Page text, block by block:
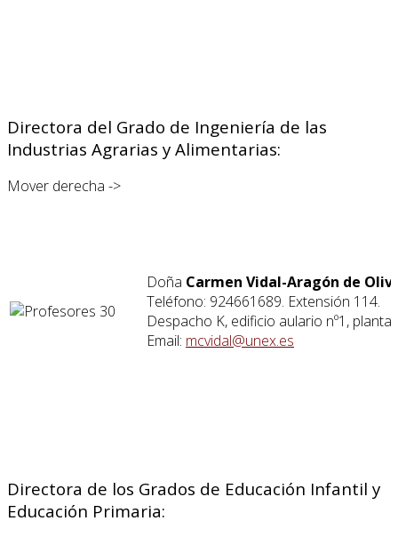
Directora del Grado de Ingeniería de las
Industrias Agrarias y Alimentarias:
Mover derecha ->
Doña Carmen Vidal-Aragón de
Teléfono: 924661689. Extensión 114.
Despacho K, edificio aulario nº1, planta
Email: mcvidal@unex.es
Directora de los Grados de Educación Infantil y
Educación Primaria: